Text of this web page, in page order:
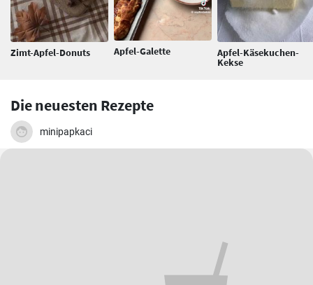
Zimt-Apfel-Donuts Apfel-Galette Apfel-Käsekuchen-
Kekse
Die neuesten Rezepte
minipapkaci